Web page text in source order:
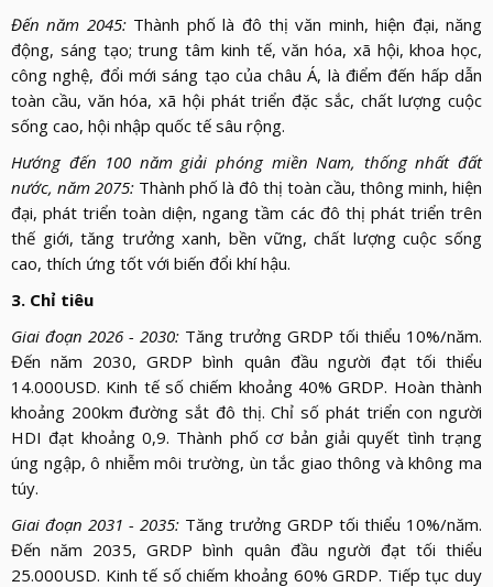
Đến năm 2045: Thành phố là đô thị văn minh, hiện đại, năng
động, sáng tạo; trung tâm kinh tế, văn hóa, xã hội, khoa học,
công nghệ, đổi mới sáng tạo của châu Á, là điểm đến hấp dẫn
toàn cầu, văn hóa, xã hội phát triển đặc sắc, chất lượng cuộc
sống cao, hội nhập quốc tế sâu rộng.
Hướng đến 100 năm giải phóng miền Nam, thống nhất đất
nước, năm 2075: Thành phố là đô thị toàn cầu, thông minh, hiện
đại, phát triển toàn diện, ngang tầm các đô thị phát triển trên
thế giới, tăng trưởng xanh, bền vững, chất lượng cuộc sống
cao, thích ứng tốt với biến đổi khí hậu.
3. Chỉ tiêu
Giai đoạn 2026 - 2030: Tăng trưởng GRDP tối thiểu 10%/năm.
Đến năm 2030, GRDP bình quân đầu người đạt tối thiểu
14.000USD. Kinh tế số chiếm khoảng 40% GRDP. Hoàn thành
khoảng 200km đường sắt đô thị. Chỉ số phát triển con người
HDI đạt khoảng 0,9. Thành phố cơ bản giải quyết tình trạng
úng ngập, ô nhiễm môi trường, ùn tắc giao thông và không ma
túy.
Giai đoạn 2031 - 2035: Tăng trưởng GRDP tối thiểu 10%/năm.
Đến năm 2035, GRDP bình quân đầu người đạt tối thiểu
25.000USD. Kinh tế số chiếm khoảng 60% GRDP. Tiếp tục duy